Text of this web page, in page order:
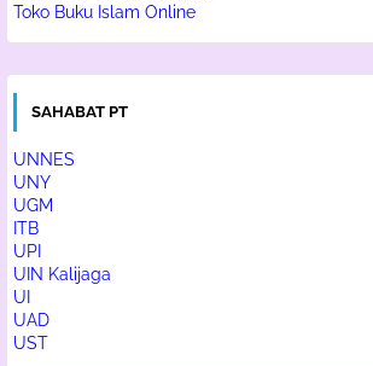
Toko Buku Islam Online
SAHABAT PT
UNNES
UNY
UGM
ITB
UPI
UIN Kalijaga
UI
UAD
UST